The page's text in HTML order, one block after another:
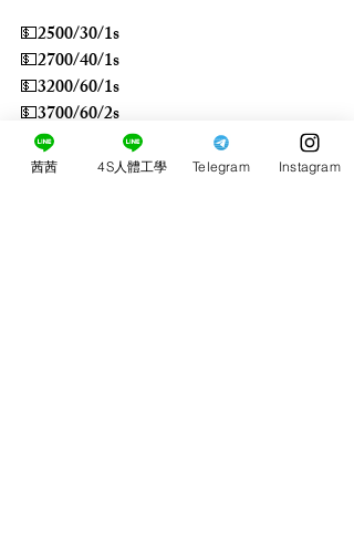
💵2500/30/1s
💵2700/40/1s
💵3200/60/1s
💵3700/60/2s
💵5200/90/2s
茜茜 4S人體工學 Telegram Instagram